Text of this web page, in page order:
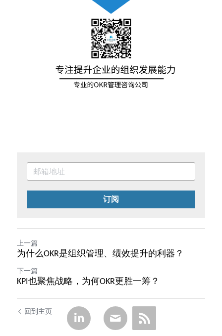
订阅
上一篇
为什么OKR是组织管理、绩效提升的利器？
下一篇
KPI也聚焦战略，为何OKR更胜一筹？
回到主页